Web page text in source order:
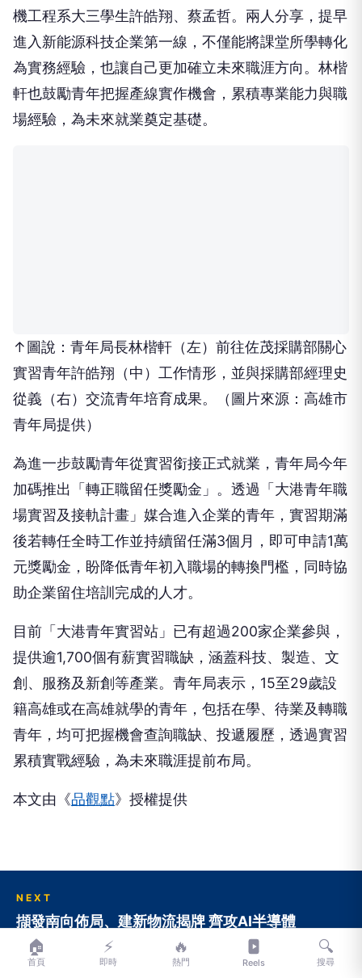
機工程系大三學生許皓翔、蔡孟哲。兩人分享，提早
進入新能源科技企業第一線，不僅能將課堂所學轉化
為實務經驗，也讓自己更加確立未來職涯方向。林楷
軒也鼓勵青年把握產線實作機會，累積專業能力與職
場經驗，為未來就業奠定基礎。
↑圖說：青年局長林楷軒（左）前往佐茂採購部關心
實習青年許皓翔（中）工作情形，並與採購部經理史
從義（右）交流青年培育成果。（圖片來源：高雄市
青年局提供）
為進一步鼓勵青年從實習銜接正式就業，青年局今年
加碼推出「轉正職留任獎勵金」。透過「大港青年職
場實習及接軌計畫」媒合進入企業的青年，實習期滿
後若轉任全時工作並持續留任滿3個月，即可申請1萬
元獎勵金，盼降低青年初入職場的轉換門檻，同時協
助企業留住培訓完成的人才。
目前「大港青年實習站」已有超過200家企業參與，
提供逾1,700個有薪實習職缺，涵蓋科技、製造、文
創、服務及新創等產業。青年局表示，15至29歲設
籍高雄或在高雄就學的青年，包括在學、待業及轉職
青年，均可把握機會查詢職缺、投遞履歷，透過實習
累積實戰經驗，為未來職涯提前布局。
本文由《品觀點》授權提供
NEXT
擷發南向佈局、建新物流揭牌 齊攻AI半導體
向下繼續閱讀
🏠
首頁
⚡
即時
🔥
熱門 Reels
🔍
搜尋